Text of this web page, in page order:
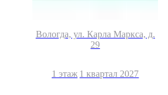
Вологда, ул. Карла Маркса, д.
29
1 этаж 1 квартал 2027